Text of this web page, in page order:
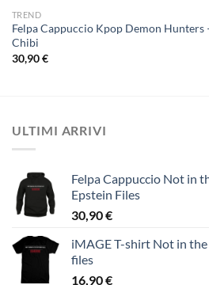
TREND
Felpa Cappuccio Kpop Demon Hunters
Chibi
30,90€
ULTIMI ARRIVI
Felpa Cappuccio Not in
Epstein Files
30,90€
iMAGE T-shirt Not in the
files
16,90€